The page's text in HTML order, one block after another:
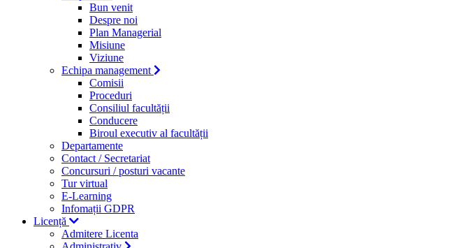
Bun venit
Despre noi
Plan Managerial
Misiune
Viziune
Echipa management
Comisii
Proceduri
Consiliul facultății
Conducere
Biroul executiv al facultății
Departamente
Contact / Secretariat
Concursuri / posturi vacante
Tur virtual
E-Learning
Infomații GDPR
Licență
Admitere Licenta